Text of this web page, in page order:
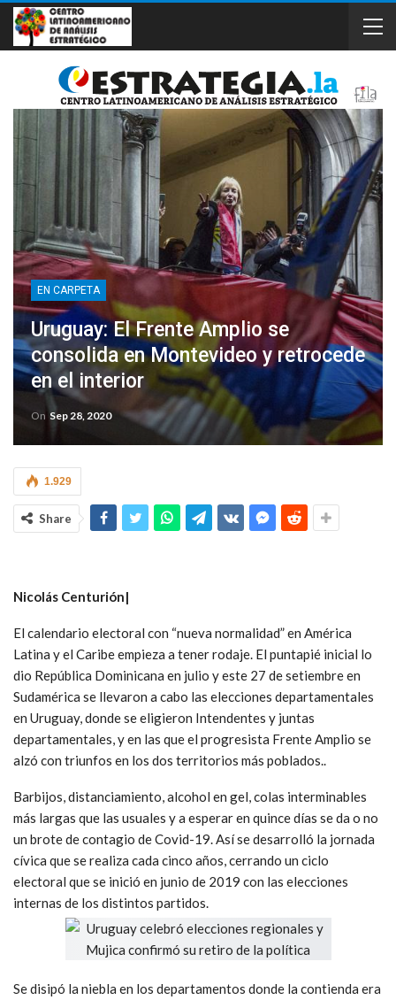
EN CARPETA
Uruguay: El Frente Amplio se
consolida en Montevideo y retrocede
en el interior
On Sep 28, 2020
1.929
Share
Nicolás Centurión|
El calendario electoral con “nueva normalidad” en América
Latina y el Caribe empieza a tener rodaje. El puntapié inicial lo
dio República Dominicana en julio y este 27 de setiembre en
Sudamérica se llevaron a cabo las elecciones departamentales
en Uruguay, donde se eligieron Intendentes y juntas
departamentales, y en las que el progresista Frente Amplio se
alzó con triunfos en los dos territorios más poblados..
Barbijos, distanciamiento, alcohol en gel, colas interminables
más largas que las usuales y a esperar en quince días se da o no
un brote de contagio de Covid-19. Así se desarrolló la jornada
cívica que se realiza cada cinco años, cerrando un ciclo
electoral que se inició en junio de 2019 con las elecciones
internas de los distintos partidos.
Se disipó la niebla en los departamentos donde la contienda era